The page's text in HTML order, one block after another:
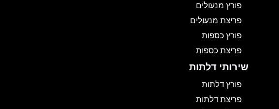
פורץ מנעולים
פריצת מנעולים
פורץ כספות
פריצת כספות
שירותי דלתות
פורץ דלתות
פריצת דלתות